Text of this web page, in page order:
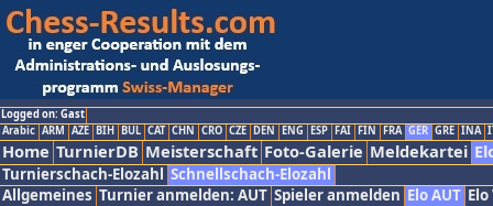
Logged on: Gast
Arabic ARM AZE BIH BUL CAT CHN CRO CZE DEN ENG ESP FAI FIN FRA GER GRE INA
Home TurnierDB Meisterschaft Foto-Galerie Meldekartei
Turnierschach-Elozahl Schnellschach-Elozahl
Allgemeines Turnier anmelden: AUT Spieler anmelden Elo AUT